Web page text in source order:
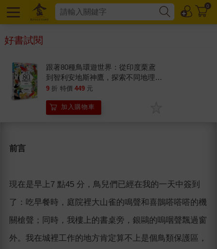
0
好書試閱
跟著80種鳥環遊世界：從印度栗鳶
到智利安地斯神鷹，探索不同地理環
境中的鳥類自然生態
9 折 特價 449 元
加入購物車
前言
現在是早上7 點45 分，鳥兒們已經在我的一天中簽到
了：吃早餐時，庭院裡大山雀的鳴聲和喜鵲嗒嗒嗒的機
關槍聲；同時，我樓上的書桌旁，銀鷗的嗚咽聲飄過窗
外。我在城裡工作的地方肯定算不上是個鳥類保護區，